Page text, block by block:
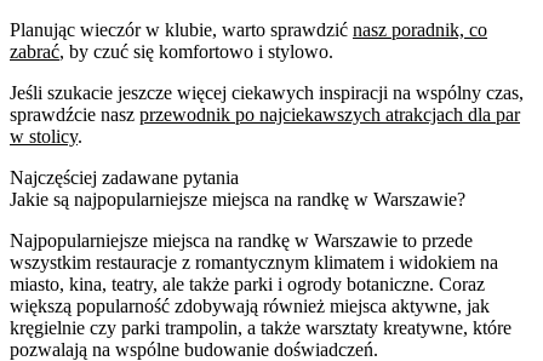
Planując wieczór w klubie, warto sprawdzić nasz poradnik, co
zabrać, by czuć się komfortowo i stylowo.
Jeśli szukacie jeszcze więcej ciekawych inspiracji na wspólny czas,
sprawdźcie nasz przewodnik po najciekawszych atrakcjach dla par
w stolicy.
Najczęściej zadawane pytania
Jakie są najpopularniejsze miejsca na randkę w Warszawie?
Najpopularniejsze miejsca na randkę w Warszawie to przede
wszystkim restauracje z romantycznym klimatem i widokiem na
miasto, kina, teatry, ale także parki i ogrody botaniczne. Coraz
większą popularność zdobywają również miejsca aktywne, jak
kręgielnie czy parki trampolin, a także warsztaty kreatywne, które
pozwalają na wspólne budowanie doświadczeń.